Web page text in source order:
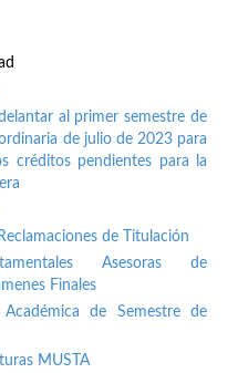
al primer semestre de
de julio de 2023 para
créditos pendientes para la
de Titulación
Asesoras de
Finales
Académica de Semestre de
MUSTA